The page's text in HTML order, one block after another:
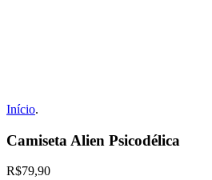
Início.
Camiseta Alien Psicodélica
R$79,90